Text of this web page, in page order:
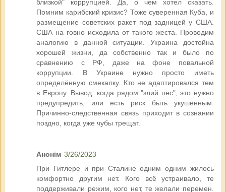
близкой" коррупцией. Да, о чем хотел сказать.
Помним карибский кризис? Тоже суверенная Куба, и
размещение советских ракет под задницей у США.
США на говно исходила от такого жеста. Проводим
аналогию в данной ситуации. Украина достойна
хорошей жизни, да собственно так и было по
сравнению с РФ, даже на фоне повальной
коррупции. В Украине нужно просто иметь
определённую смекалку. Кто не адаптировался тем
в Европу. Вывод: когда рядом "злий пес", это нужно
предупредить, или есть риск быть укушенным.
Причинно-следственная связь приходит в сознании
поздно, когда уже чубы трещат.
Анонім 3/26/2023
При Гитлере и при Сталине одним одним жилось
комфортно другим нет. Кого всё устраивало, те
поддерживали режим, кого нет, те желали перемен.